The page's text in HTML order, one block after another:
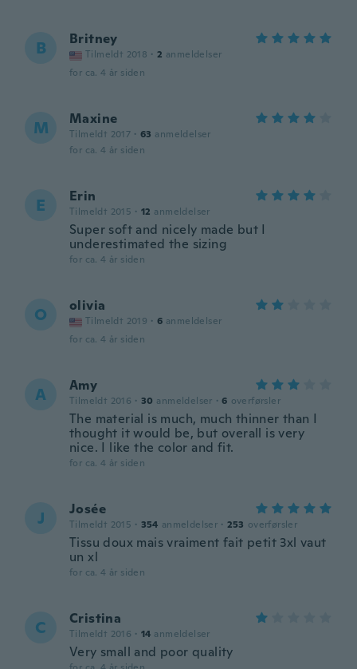
B Britney
Tilmeldt 2018 · 2 anmeldelser
for ca. 4 år siden
M Maxine
Tilmeldt 2017 · 63 anmeldelser
for ca. 4 år siden
E Erin
Tilmeldt 2015 · 12 anmeldelser
Super soft and nicely made but I
underestimated the sizing
for ca. 4 år siden
O olivia
Tilmeldt 2019 · 6 anmeldelser
for ca. 4 år siden
A Amy
Tilmeldt 2016 · 30 anmeldelser · 6 overførsler
The material is much, much thinner than I
thought it would be, but overall is very
nice. I like the color and fit.
for ca. 4 år siden
J Josée
Tilmeldt 2015 · 354 anmeldelser · 253 overførsler
Tissu doux mais vraiment fait petit 3xl vaut
un xl
for ca. 4 år siden
C Cristina
Tilmeldt 2016 · 14 anmeldelser
Very small and poor quality